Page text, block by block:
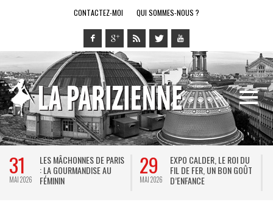
CONTACTEZ-MOI QUI SOMMES-NOUS ?
31
MAI 2026
LES MÂCHONNES DE PARIS
: LA GOURMANDISE AU
FÉMININ
29
MAI 2026
EXPO CALDER, LE ROI DU
FIL DE FER, UN BON GOÛT
D’ENFANCE